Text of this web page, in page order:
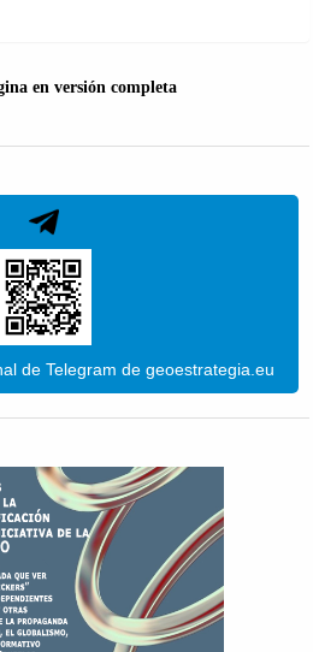
en versión completa
de Telegram de geoestrategia.eu